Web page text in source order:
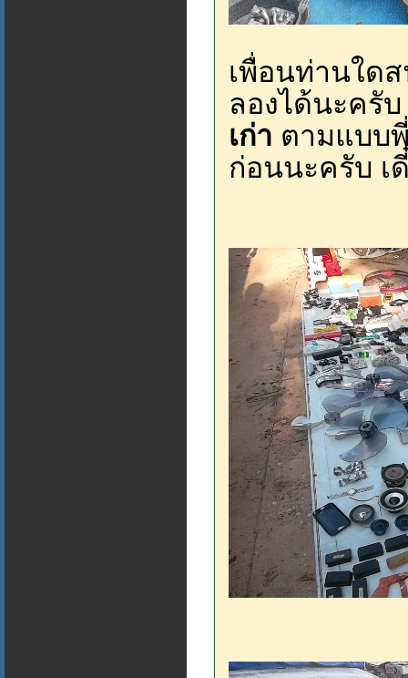
เพื่อนท่านใด
ลองได้นะครั
เก่า ตามแบบ
ก่อนนะครับ เ